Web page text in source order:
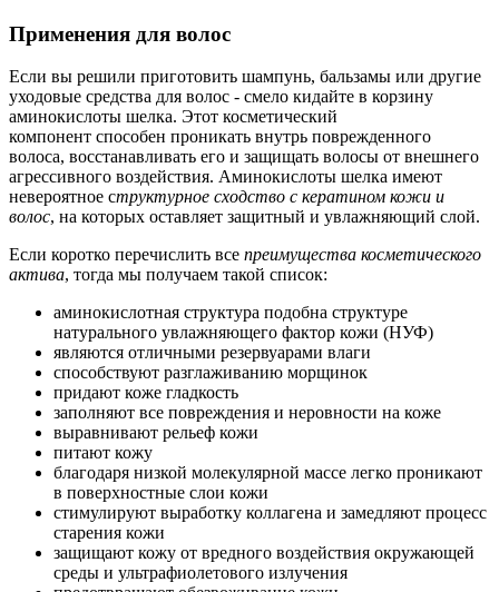
Применения для волос
Если вы решили приготовить шампунь, бальзамы или другие
уходовые средства для волос - смело кидайте в корзину
аминокислоты шелка. Этот косметический
компонент способен проникать внутрь поврежденного
волоса, восстанавливать его и защищать волосы от внешнего
агрессивного воздействия. Аминокислоты шелка имеют
невероятное структурное сходство с кератином кожи и
волос, на которых оставляет защитный и увлажняющий слой.
Если коротко перечислить все преимущества косметического
актива, тогда мы получаем такой список:
аминокислотная структура подобна структуре
натурального увлажняющего фактор кожи (НУФ)
являются отличными резервуарами влаги
способствуют разглаживанию морщинок
придают коже гладкость
заполняют все повреждения и неровности на коже
выравнивают рельеф кожи
питают кожу
благодаря низкой молекулярной массе легко проникают
в поверхностные слои кожи
стимулируют выработку коллагена и замедляют процесс
старения кожи
защищают кожу от вредного воздействия окружающей
среды и ультрафиолетового излучения